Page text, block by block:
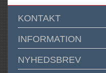
KONTAKT
INFORMATION
NYHEDSBREV